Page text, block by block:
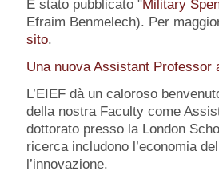
È stato pubblicato "Military
Efraim Benmelech). Per
sito.
Una nuova Assistant Professor
L’EIEF dà un caloroso
della nostra Faculty come
dottorato presso la London
ricerca includono l’economia
l’innovazione.